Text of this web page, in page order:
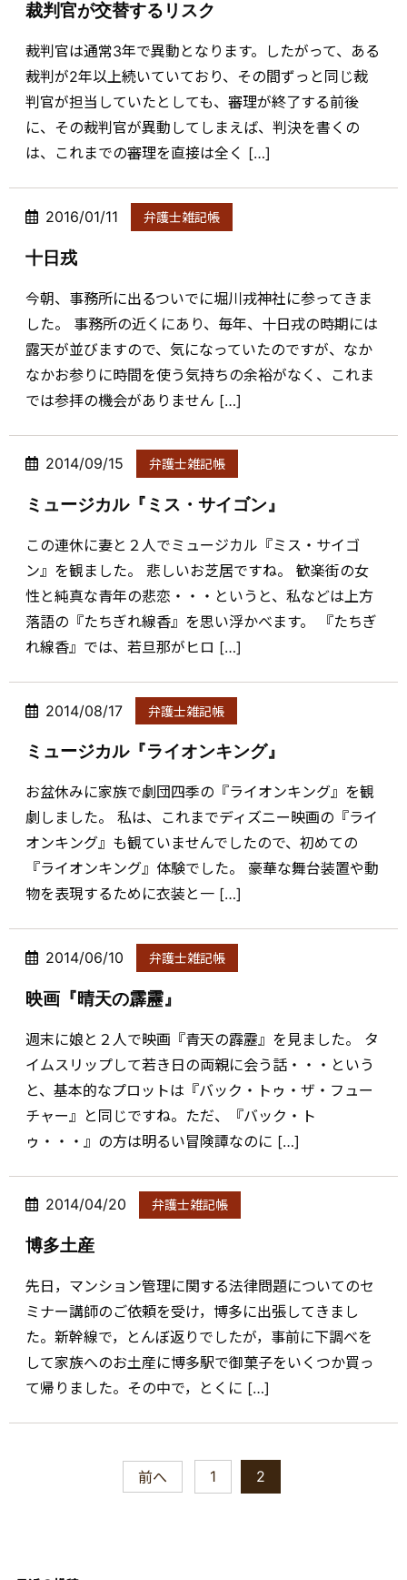
裁判官が交替するリスク
裁判官は通常3年で異動となります。したがって、ある
裁判が2年以上続いていており、その間ずっと同じ裁
判官が担当していたとしても、審理が終了する前後
に、その裁判官が異動してしまえば、判決を書くの
は、これまでの審理を直接は全く […]
2016/01/11 弁護士雑記帳
十日戎
今朝、事務所に出るついでに堀川戎神社に参ってきま
した。 事務所の近くにあり、毎年、十日戎の時期には
露天が並びますので、気になっていたのですが、なか
なかお参りに時間を使う気持ちの余裕がなく、これま
では参拝の機会がありません […]
2014/09/15 弁護士雑記帳
ミュージカル『ミス・サイゴン』
この連休に妻と２人でミュージカル『ミス・サイゴ
ン』を観ました。 悲しいお芝居ですね。 歓楽街の女
性と純真な青年の悲恋・・・というと、私などは上方
落語の『たちぎれ線香』を思い浮かべます。 『たちぎ
れ線香』では、若旦那がヒロ […]
2014/08/17 弁護士雑記帳
ミュージカル『ライオンキング』
お盆休みに家族で劇団四季の『ライオンキング』を観
劇しました。 私は、これまでディズニー映画の『ライ
オンキング』も観ていませんでしたので、初めての
『ライオンキング』体験でした。 豪華な舞台装置や動
物を表現するために衣装と一 […]
2014/06/10 弁護士雑記帳
映画『晴天の霹靂』
週末に娘と２人で映画『青天の霹靂』を見ました。 タ
イムスリップして若き日の両親に会う話・・・という
と、基本的なプロットは『バック・トゥ・ザ・フュー
チャー』と同じですね。ただ、『バック・ト
ゥ・・・』の方は明るい冒険譚なのに […]
2014/04/20 弁護士雑記帳
博多土産
先日，マンション管理に関する法律問題についてのセ
ミナー講師のご依頼を受け，博多に出張してきまし
た。新幹線で，とんぼ返りでしたが，事前に下調べを
して家族へのお土産に博多駅で御菓子をいくつか買っ
て帰りました。その中で，とくに […]
前へ 1 2